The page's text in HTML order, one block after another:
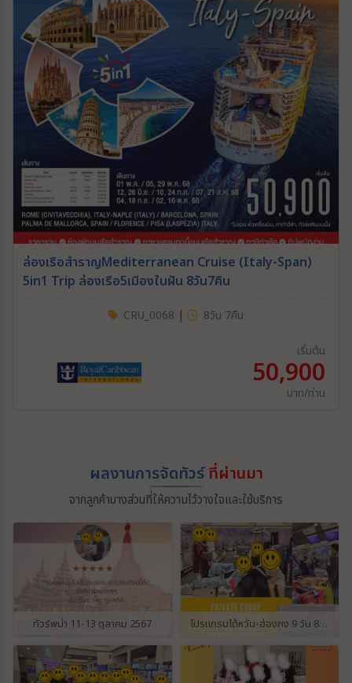
ล่องเรือสำราญMediterranean Cruise (Italy-Span)
5in1 Trip ล่องเรือ5เมืองในฝัน 8วัน7คืน
CRU_0068 | 8วัน 7คืน
เริ่มต้น
50,900
บาท/ท่าน
ผลงานการจัดทัวร์ที่ผ่านมา
จากลูกค้าบางส่วนที่ให้ความไว้วางใจและใช้บริการ
ทัวร์พม่า 11-13 ตุลาคม 2567 โปรแกรมไต้หวัน-ฮ่องกง 9 วัน 8 คืน